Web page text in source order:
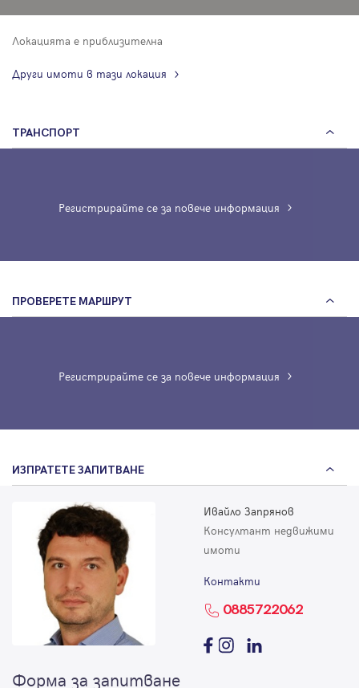
Локацията е приблизителна
Други имоти в тази локация
ТРАНСПОРТ
Регистрирайте се за повече информация
ПРОВЕРЕТЕ МАРШРУТ
Регистрирайте се за повече информация
ИЗПРАТЕТЕ ЗАПИТВАНЕ
Ивайло Запрянов
Консултант недвижими
имоти
Контакти
0885722062
Форма за запитване